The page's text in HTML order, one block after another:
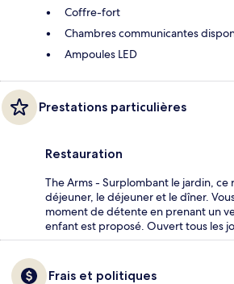
Coffre-fort
Chambres communicantes
Ampoules LED
Prestations particulières
Restauration
The Arms - Surplombant le jardin,
déjeuner, le déjeuner et le dîner.
moment de détente en prenant un
enfant est proposé. Ouvert tous les
Frais et politiques